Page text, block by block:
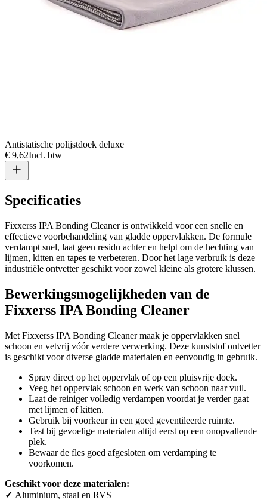
Antistatische polijstdoek deluxe
€ 9,62Incl. btw
Specificaties
Fixxerss IPA Bonding Cleaner is ontwikkeld voor een snelle en
effectieve voorbehandeling van gladde oppervlakken. De formule
verdampt snel, laat geen residu achter en helpt om de hechting van
lijmen, kitten en tapes te verbeteren. Door het lage verbruik is deze
industriële ontvetter geschikt voor zowel kleine als grotere klussen.
Bewerkingsmogelijkheden van de
Fixxerss IPA Bonding Cleaner
Met Fixxerss IPA Bonding Cleaner maak je oppervlakken snel
schoon en vetvrij vóór verdere verwerking. Deze kunststof ontvetter
is geschikt voor diverse gladde materialen en eenvoudig in gebruik.
Spray direct op het oppervlak of op een pluisvrije doek.
Veeg het oppervlak schoon en werk van schoon naar vuil.
Laat de reiniger volledig verdampen voordat je verder gaat
met lijmen of kitten.
Gebruik bij voorkeur in een goed geventileerde ruimte.
Test bij gevoelige materialen altijd eerst op een onopvallende
plek.
Bewaar de fles goed afgesloten om verdamping te
voorkomen.
Geschikt voor deze materialen:
✓ Aluminium, staal en RVS